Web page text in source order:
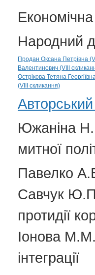
Народний
Продан Оксана Петрівна
Валентинович (VIII
Острікова Тетяна
(VIII скликання)
Южаніна
митної
Павелко
Савчук Ю.П.
протидії
Іонова М.М.
інтеграції